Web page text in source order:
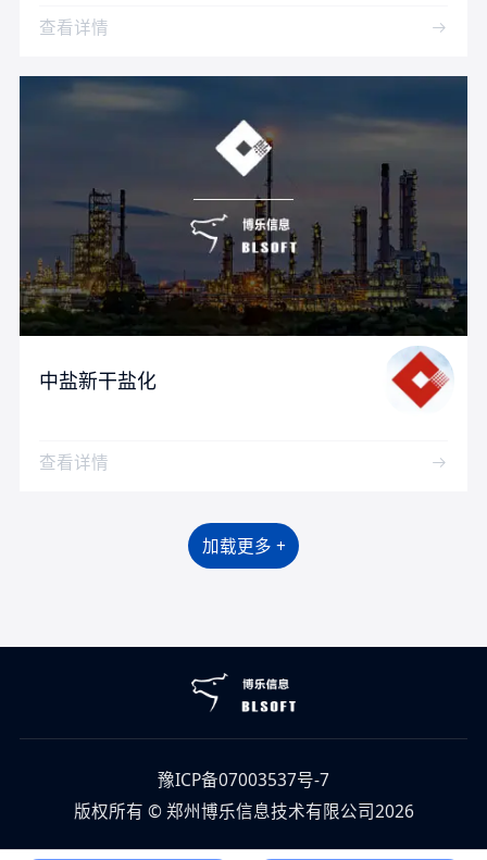
查看详情
中盐新干盐化
查看详情
加载更多 +
豫ICP备07003537号-7
版权所有 © 郑州博乐信息技术有限公司2026